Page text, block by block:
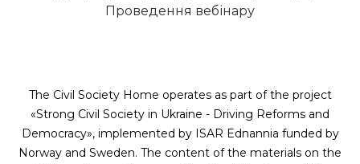
Проведення вебінару
The Civil Society Home operates as part of the project
«Strong Civil Society in Ukraine - Driving Reforms and
Democracy», implemented by ISAR Ednannia funded by
Norway and Sweden. The content of the materials on the